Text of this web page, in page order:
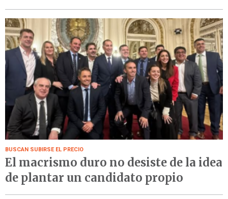
BUSCAN SUBIRSE EL PRECIO
El macrismo duro no desiste de la idea
de plantar un candidato propio